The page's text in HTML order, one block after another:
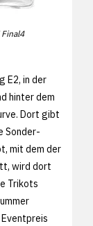
E2, in der
hinter dem
Dort gibt
Sonder-
mit dem der
wird dort
Trikots